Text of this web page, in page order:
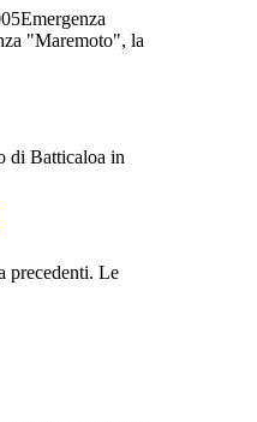
"Maremoto", la
di Batticaloa in
precedenti. Le